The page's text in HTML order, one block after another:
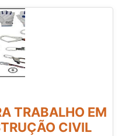
TRABALHO EM
CIVIL